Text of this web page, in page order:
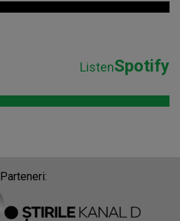
ListenSpotify
Parteneri: